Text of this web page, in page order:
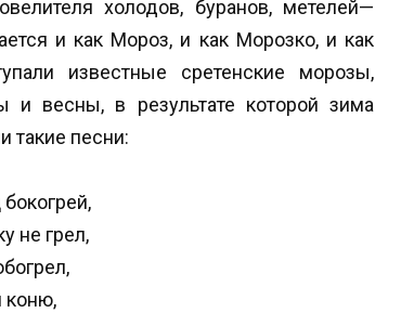
холодов, буранов, метелей—
и как Мороз, и как Морозко, и как
известные сретенские морозы,
и весны, в результате которой зима
такие песни:
не грел,
коню,